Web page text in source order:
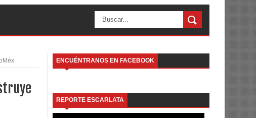
ENCUÉNTRANOS EN FACEBOOK
REPORTE ESCARLATA